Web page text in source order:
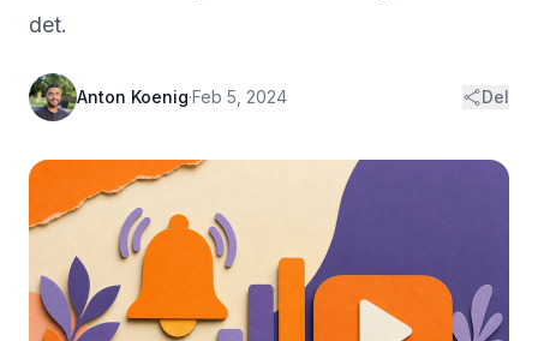
det.
Anton Koenig·Feb 5, 2024 Del